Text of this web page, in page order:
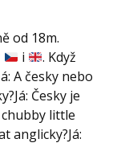
od 18m.
i
. Když
A česky nebo
Česky je
little
anglicky?Já: